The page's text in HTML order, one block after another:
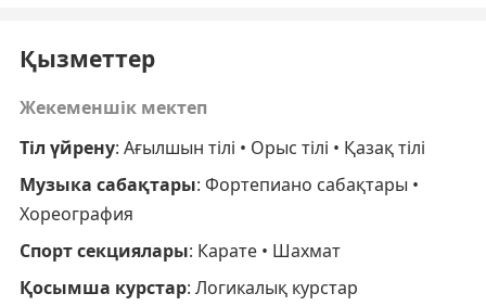
Қызметтер
Жекеменшік мектеп
Тіл үйрену: Ағылшын тілі • Орыс тілі • Қазақ тілі
Музыка сабақтары: Фортепиано сабақтары •
Хореография
Спорт секциялары: Карате • Шахмат
Қосымша курстар: Логикалық курстар